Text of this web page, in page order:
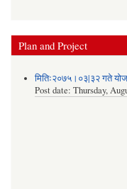
Plan and Project
मितिः२०७५।०३|३२ गते
Post date: Thursday,